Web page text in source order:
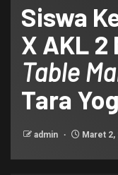
Siswa
X AKL 2
Table
Tara
admin Maret 2,